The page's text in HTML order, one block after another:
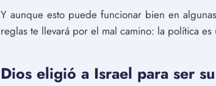
Y aunque esto puede funcionar bien en
reglas te llevará por el mal camino: la política
Dios eligió a Israel para ser